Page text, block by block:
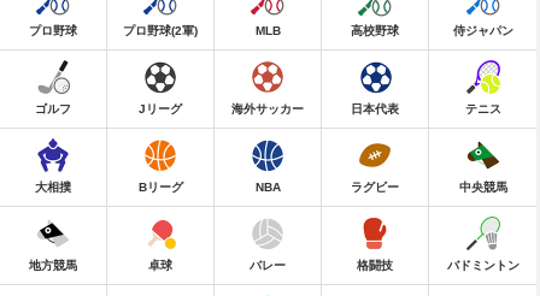
プロ野球 プロ野球(2軍) MLB 高校野球 侍ジャパン
ゴルフ Jリーグ 海外サッカー 日本代表 テニス
大相撲 Bリーグ NBA ラグビー 中央競馬
地方競馬 卓球 バレー 格闘技 バドミントン